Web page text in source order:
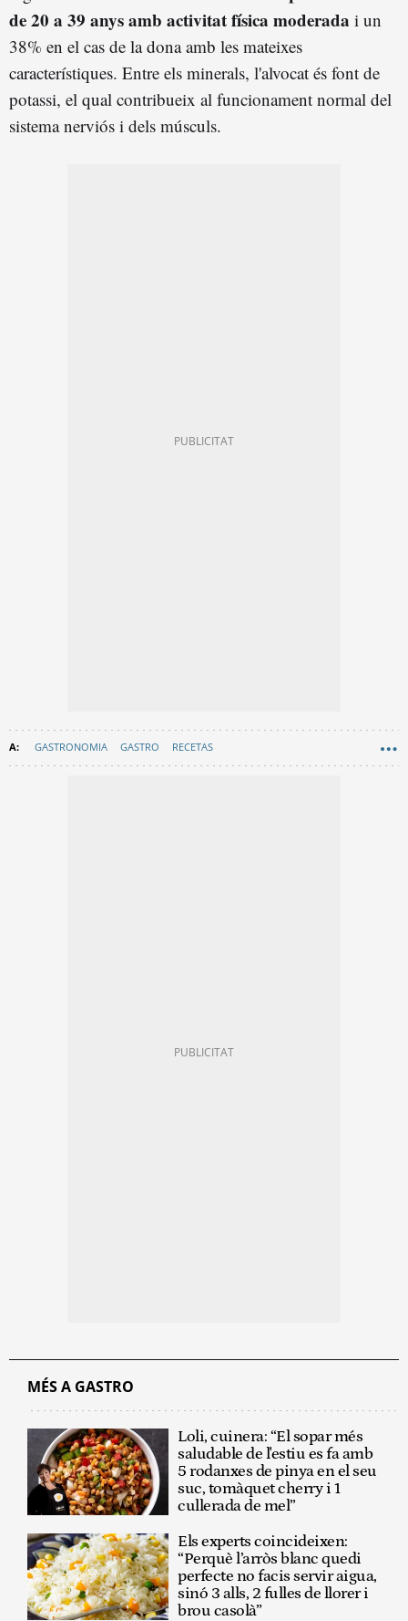
de 20 a 39 anys amb activitat física moderada i un
38% en el cas de la dona amb les mateixes
característiques. Entre els minerals, l'alvocat és font de
potassi, el qual contribueix al funcionament normal del
sistema nerviós i dels músculs.
GASTRONOMIA GASTRO RECETAS
MÉS A GASTRO
Loli, cuinera: “El sopar més
saludable de l'estiu es fa amb
5 rodanxes de pinya en el seu
suc, tomàquet cherry i 1
cullerada de mel”
Els experts coincideixen:
“Perquè l’arròs blanc quedi
perfecte no facis servir aigua,
sinó 3 alls, 2 fulles de llorer i
brou casolà”